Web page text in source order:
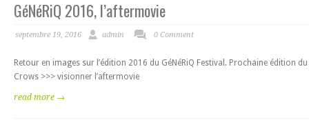
GéNéRiQ 2016, l’aftermovie
septembre 19, 2016 admin 0 Comment
Retour en images sur l’édition 2016 du GéNéRiQ Festival. Prochaine édition
Crows >>> visionner l’aftermovie
read more →